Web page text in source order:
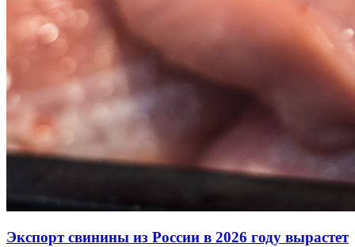
Экспорт свинины из России в 2026 году вырастет